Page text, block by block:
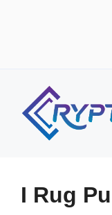
contenuto
I Rug